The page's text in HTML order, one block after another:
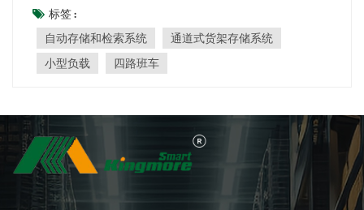
自动化立式仓库最常见的货架形式有通道式货架、密集式货
架、旋转式货架等，一般统称或统称。小型负载 小型负
载 是通道式货架存储系统，一般指配...
标签 :
自动存储和检索系统
通道式货架存储系统
小型负载
四路班车